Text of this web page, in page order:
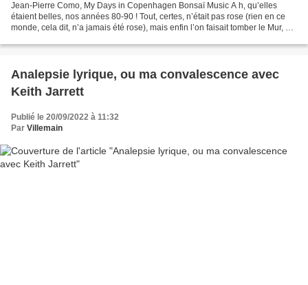
Jean-Pierre Como, My Days in Copenhagen Bonsaï Music A h, qu’elles
étaient belles, nos années 80-90 ! Tout, certes, n’était pas rose (rien en ce
monde, cela dit, n’a jamais été rose), mais enfin l’on faisait tomber le Mur, on
Analepsie lyrique, ou ma convalescence avec
Keith Jarrett
Publié le 20/09/2022 à 11:32
Par Villemain